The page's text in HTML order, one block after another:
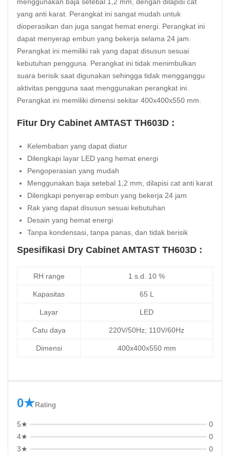
yang anti karat. Perangkat ini sangat mudah untuk
dioperasikan dan juga sangat hemat energi. Perangkat ini
dapat menyerap embun yang bekerja selama 24 jam.
Perangkat ini memiliki rak yang dapat disusun sesuai
kebutuhan pengguna. Perangkat ini tidak menimbulkan
suara berisik saat digunakan sehingga tidak mengganggu
aktivitas pengguna saat menggunakan perangkat ini.
Perangkat ini memiliki dimensi sekitar 400x400x550 mm.
Fitur Dry Cabinet AMTAST TH603D :
Kelembaban yang dapat diatur
Dilengkapi layar LED yang hemat energi
Pengoperasian yang mudah
Menggunakan baja setebal 1,2 mm, dilapisi cat anti karat
Dilengkapi penyerap embun yang bekerja 24 jam
Rak yang dapat disusun sesuai kebutuhan
Desain yang hemat energi
Tanpa kondensasi, tanpa panas, dan tidak berisik
Spesifikasi Dry Cabinet AMTAST TH603D :
RH range 1 s.d. 10 %
Kapasitas 65 L
Layar LED
Catu daya 220V/50Hz; 110V/60Hz
Dimensi 400x400x550 mm
0★Rating
5★
0
4★
0
3★
0